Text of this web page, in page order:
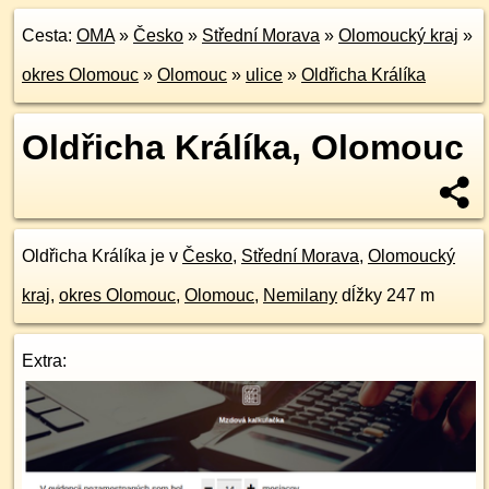
Cesta: OMA» Česko » Střední Morava » Olomoucký kraj »
okres Olomouc » Olomouc » ulice » Oldřicha Králíka
Oldřicha Králíka, Olomouc
Oldřicha Králíka je v Česko, Střední Morava, Olomoucký
kraj, okres Olomouc, Olomouc, Nemilany dĺžky 247 m
Extra: